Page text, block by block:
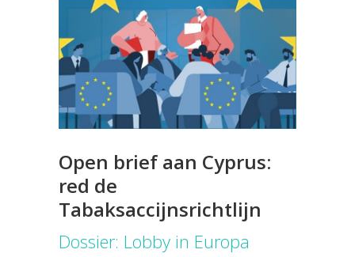
Open brief aan Cyprus:
red de
Tabaksaccijnsrichtlijn
Dossier: Lobby in Europa